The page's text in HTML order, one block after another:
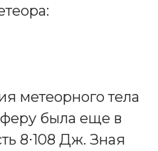
метеорного тела
была еще в
8⋅108 Дж. Зная